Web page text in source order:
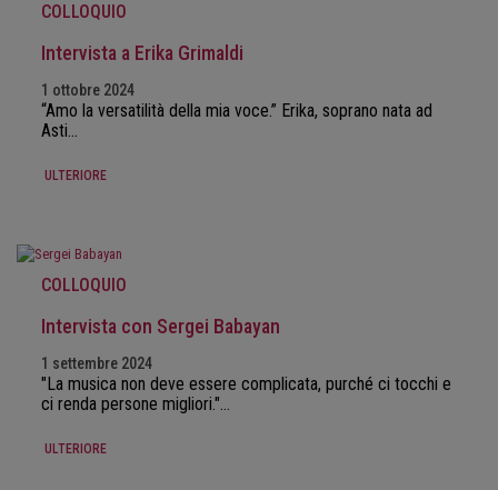
COLLOQUIO
Intervista a Erika Grimaldi
1 ottobre 2024
“Amo la versatilità della mia voce.” Erika, soprano nata ad
Asti…
ULTERIORE
COLLOQUIO
Intervista con Sergei Babayan
1 settembre 2024
"La musica non deve essere complicata, purché ci tocchi e
ci renda persone migliori."…
ULTERIORE